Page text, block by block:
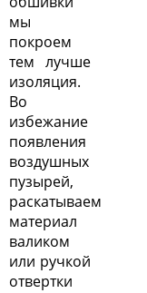
мы
покроем
тем лучше
изоляция.
Во
избежание
появления
воздушных
пузырей,
раскатываем
материал
валиком
или ручкой
отвертки